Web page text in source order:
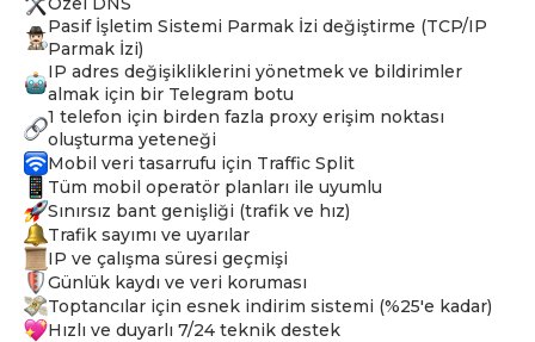
Pasif İşletim Sistemi Parmak İzi değiştirme (TCP/IP
Parmak İzi)
IP adres değişikliklerini yönetmek ve bildirimler
almak için bir Telegram botu
1 telefon için birden fazla proxy erişim noktası
oluşturma yeteneği
Mobil veri tasarrufu için Traffic Split
Tüm mobil operatör planları ile uyumlu
Sınırsız bant genişliği (trafik ve hız)
Trafik sayımı ve uyarılar
IP ve çalışma süresi geçmişi
Günlük kaydı ve veri koruması
Toptancılar için esnek indirim sistemi (%25'e kadar)
Hızlı ve duyarlı 7/24 teknik destek